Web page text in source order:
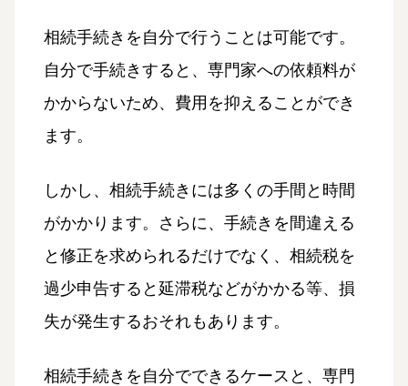
相続手続きを自分で行うことは可能です。
自分で手続きすると、専門家への依頼料が
かからないため、費用を抑えることができ
ます。
しかし、相続手続きには多くの手間と時間
がかかります。さらに、手続きを間違える
と修正を求められるだけでなく、相続税を
過少申告すると延滞税などがかかる等、損
失が発生するおそれもあります。
相続手続きを自分でできるケースと、専門